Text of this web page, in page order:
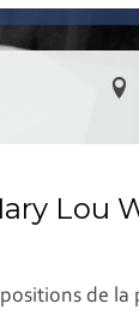
Lou
de